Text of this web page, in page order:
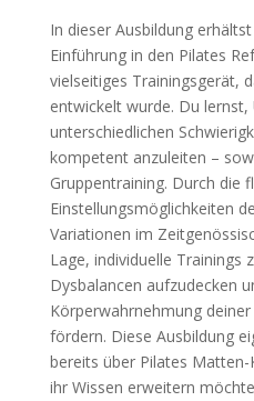
In dieser Ausbildung
Einführung in den Pilates
vielseitiges Trainingsgerät,
entwickelt wurde. Du lernst,
unterschiedlichen
kompetent anzuleiten –
Gruppentraining. Durch die
Einstellungsmöglichkeiten
Variationen im
Lage, individuelle Trainings
Dysbalancen aufzudecken
Körperwahrnehmung
fördern. Diese Ausbildung
bereits über Pilates
ihr Wissen erweitern